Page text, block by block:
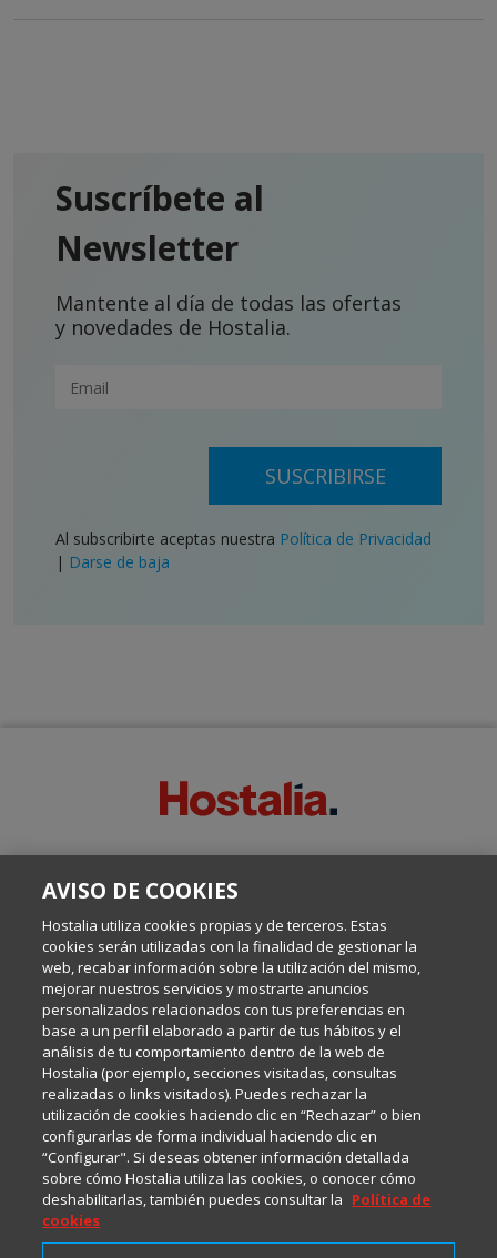
Suscríbete al
Newsletter
Mantente al día de todas las ofertas
y novedades de Hostalia.
SUSCRIBIRSE
Al subscribirte aceptas nuestra Política de Privacidad
| Darse de baja
Escrito por el equipo de Comunicación de Hostalia, dirigido por
Internet y Tecnología.
Política de privacidad
Política de cookies
Aviso legal
AVISO DE COOKIES
Hostalia utiliza cookies propias y de terceros. Estas
cookies serán utilizadas con la finalidad de gestionar la
web, recabar información sobre la utilización del mismo,
mejorar nuestros servicios y mostrarte anuncios
personalizados relacionados con tus preferencias en
base a un perfil elaborado a partir de tus hábitos y el
análisis de tu comportamiento dentro de la web de
Hostalia (por ejemplo, secciones visitadas, consultas
realizadas o links visitados). Puedes rechazar la
utilización de cookies haciendo clic en “Rechazar” o bien
configurarlas de forma individual haciendo clic en
“Configurar". Si deseas obtener información detallada
sobre cómo Hostalia utiliza las cookies, o conocer cómo
deshabilitarlas, también puedes consultar la Política de
cookies